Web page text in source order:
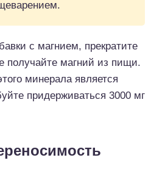
с магнием, прекратите
получайте магний из пищи.
минерала является
придерживаться 3000 мг